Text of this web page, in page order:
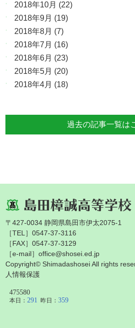
2018年10月 (22)
2018年9月 (19)
2018年8月 (7)
2018年7月 (16)
2018年6月 (23)
2018年5月 (20)
2018年4月 (18)
過去の記事一覧は
〒427-0034 静岡県島田市伊太2075-1
［TEL］0547-37-3116
［FAX］0547-37-3129
［e-mail］office@shosei.ed.jp
Copyright© Shimadashosei All rights
人情報保護